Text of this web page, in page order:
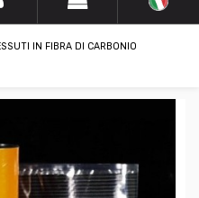
IN FIBRA DI CARBONIO